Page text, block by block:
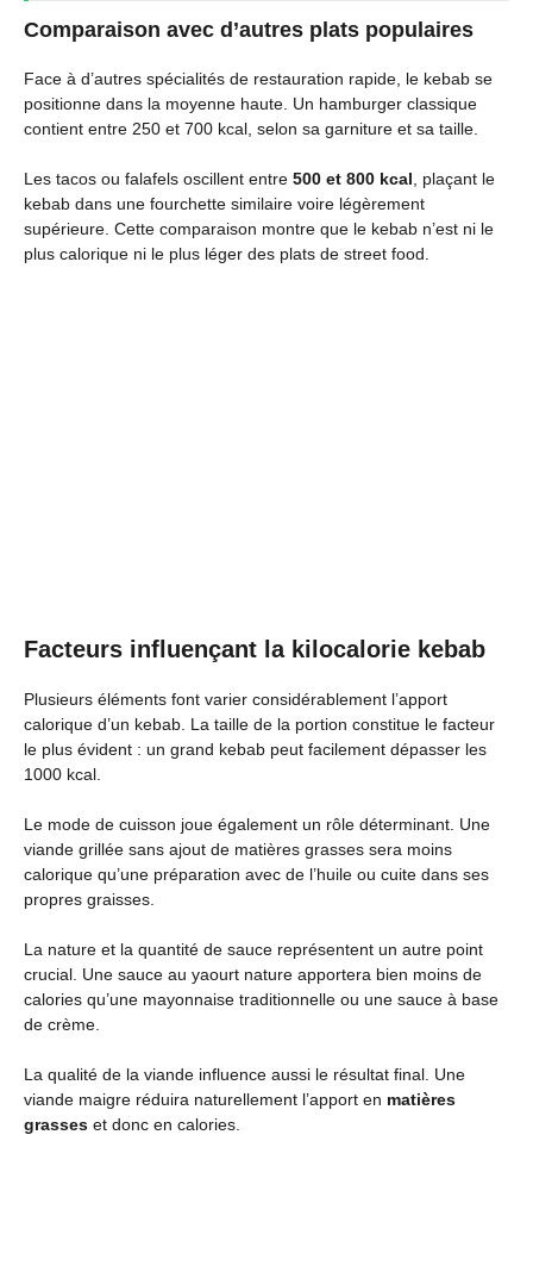
Comparaison avec d’autres plats populaires
Face à d’autres spécialités de restauration rapide, le kebab se
positionne dans la moyenne haute. Un hamburger classique
contient entre 250 et 700 kcal, selon sa garniture et sa taille.
Les tacos ou falafels oscillent entre 500 et 800 kcal , plaçant le
kebab dans une fourchette similaire voire légèrement
supérieure. Cette comparaison montre que le kebab n’est ni le
plus calorique ni le plus léger des plats de street food.
Facteurs influençant la kilocalorie kebab
Plusieurs éléments font varier considérablement l’apport
calorique d’un kebab. La taille de la portion constitue le facteur
le plus évident : un grand kebab peut facilement dépasser les
1000 kcal.
Le mode de cuisson joue également un rôle déterminant. Une
viande grillée sans ajout de matières grasses sera moins
calorique qu’une préparation avec de l’huile ou cuite dans ses
propres graisses.
La nature et la quantité de sauce représentent un autre point
crucial. Une sauce au yaourt nature apportera bien moins de
calories qu’une mayonnaise traditionnelle ou une sauce à base
de crème.
La qualité de la viande influence aussi le résultat final. Une
viande maigre réduira naturellement l’apport en matières
grasses et donc en calories.